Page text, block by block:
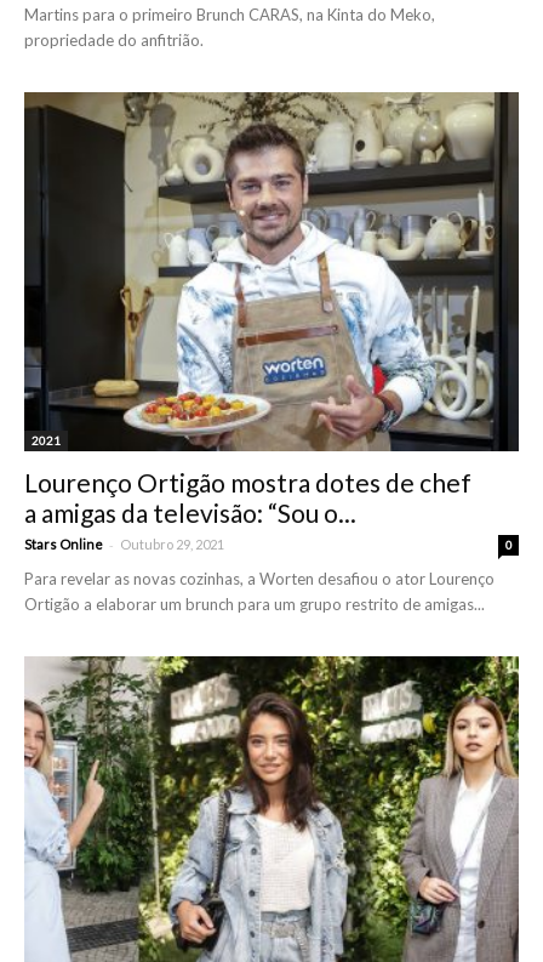
Martins para o primeiro Brunch CARAS, na Kinta do Meko,
propriedade do anfitrião.
2021
Lourenço Ortigão mostra dotes de chef
a amigas da televisão: “Sou o...
Stars Online - Outubro 29, 2021 0
Para revelar as novas cozinhas, a Worten desafiou o ator Lourenço
Ortigão a elaborar um brunch para um grupo restrito de amigas...